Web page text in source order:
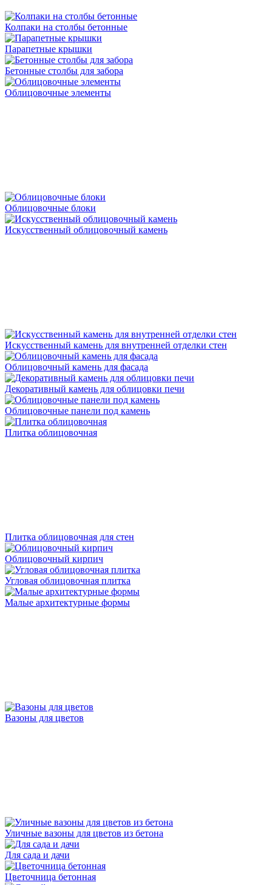
Колпаки на столбы бетонные
Парапетные крышки
Бетонные столбы для забора
Облицовочные элементы
Облицовочные блоки
Искусственный облицовочный камень
Искусственный камень для внутренней отделки стен
Облицовочный камень для фасада
Декоративный камень для облицовки печи
Облицовочные панели под камень
Плитка облицовочная
Плитка облицовочная для стен
Облицовочный кирпич
Угловая облицовочная плитка
Малые архитектурные формы
Вазоны для цветов
Уличные вазоны для цветов из бетона
Для сада и дачи
Цветочница бетонная